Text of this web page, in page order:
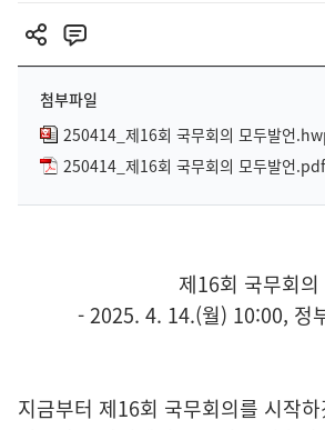
첨부파일
250414_제16회 국무회의 모두발언
250414_제16회 국무회의 모두발언.pdf
제16회 국무회의
- 2025. 4. 14.(월) 10:00, 정
지금부터 제16회 국무회의를 시작